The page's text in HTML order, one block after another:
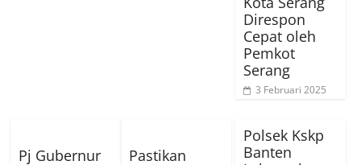
Direspon
Cepat oleh
Pemkot
Serang
3 Februari 2025
Pj Gubernur
Pastikan
Polsek Kskp
Banten